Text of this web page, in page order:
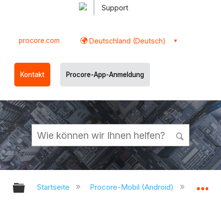
Support
procore.com Deutschland (Deutsch)
Kontakt Procore-App-Anmeldung
Globale Hierarchie auf- und
Startseite Procore-Mobil (Android)